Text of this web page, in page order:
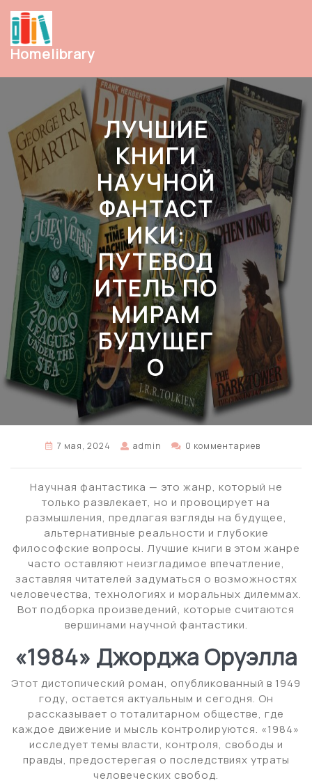
содержимому
Homelibrary
ЛУЧШИЕ
КНИГИ
НАУЧНОЙ
ФАНТАСТ
ИКИ:
ПУТЕВОД
ИТЕЛЬ ПО
МИРАМ
БУДУЩЕГ
О
7 мая, 2024 admin 0 комментариев
Научная фантастика — это жанр, который не
только развлекает, но и провоцирует на
размышления, предлагая взгляды на будущее,
альтернативные реальности и глубокие
философские вопросы. Лучшие книги в этом жанре
часто оставляют неизгладимое впечатление,
заставляя читателей задуматься о возможностях
человечества, технологиях и моральных дилеммах.
Вот подборка произведений, которые считаются
вершинами научной фантастики.
«1984» Джорджа Оруэлла
Этот дистопический роман, опубликованный в 1949
году, остается актуальным и сегодня. Он
рассказывает о тоталитарном обществе, где
каждое движение и мысль контролируются. «1984»
исследует темы власти, контроля, свободы и
правды, предостерегая о последствиях утраты
человеческих свобод.